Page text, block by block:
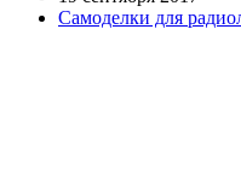
Самоделки для